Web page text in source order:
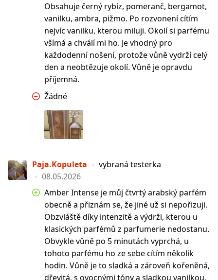
Obsahuje černý rybíz, pomeranč, bergamot,
vanilku, ambra, pižmo. Po rozvonení cítím
nejvíc vanilku, kterou miluji. Okolí si parfému
všímá a chválí mi ho. Je vhodný pro
každodenní nošení, protože vůně vydrží celý
den a neobtězuje okolí. Vůně je opravdu
příjemná.
Žádné
Paja.Kopuleta
vybraná testerka
08.05.2026
Amber Intense je můj čtvrtý arabský parfém
obecně a přiznám se, že jiné už si nepořizuji.
Obzvláště díky intenzitě a výdrži, kterou u
klasických parfémů z parfumerie nedostanu.
Obvykle vůně po 5 minutách vyprchá, u
tohoto parfému ho ze sebe cítím několik
hodin. Vůně je to sladká a zároveň kořeněná,
dřevitá, s ovocnými tóny a sladkou vanilkou.